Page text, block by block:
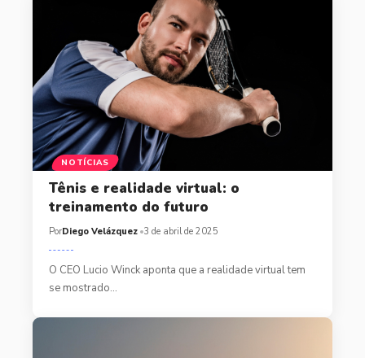
NOTÍCIAS
Tênis e realidade virtual: o
treinamento do futuro
PorDiego Velázquez 3 de abril de 2025
O CEO Lucio Winck aponta que a realidade virtual tem
se mostrado…